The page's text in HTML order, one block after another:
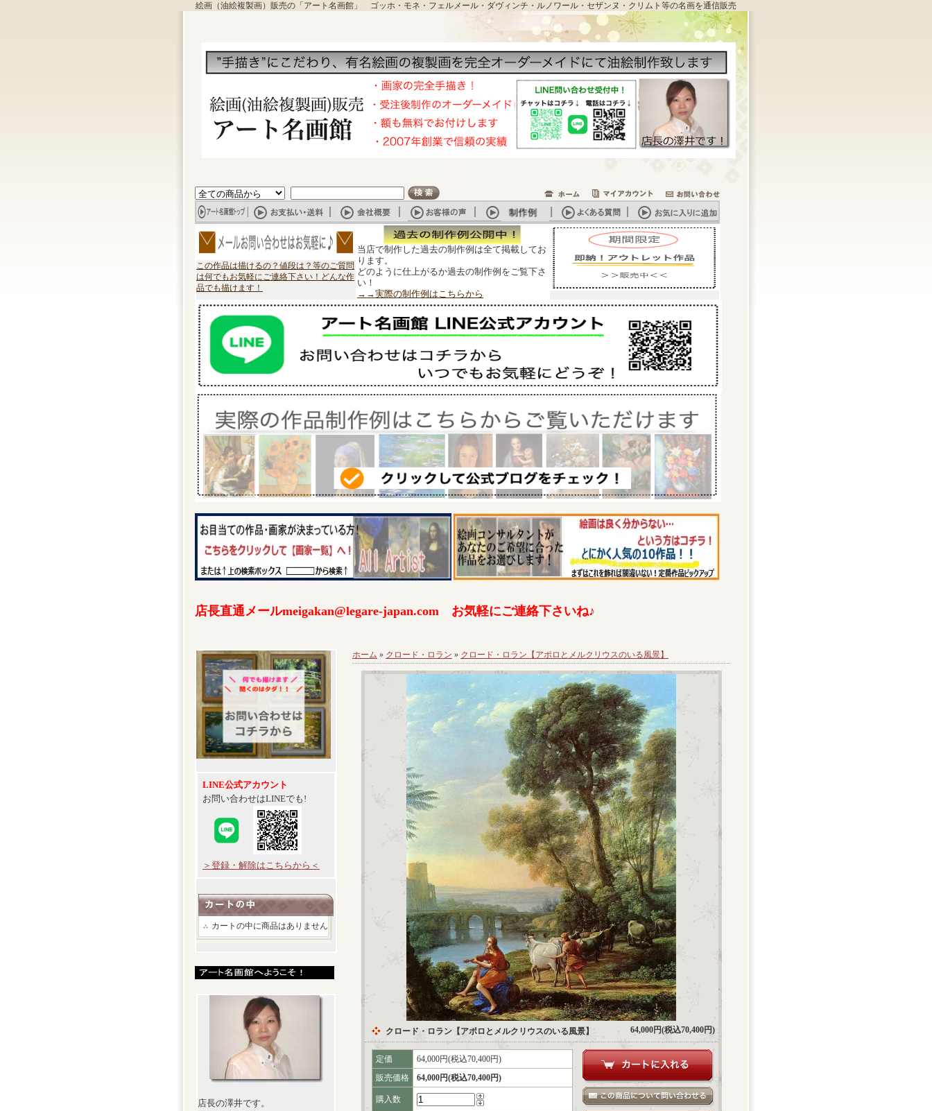
絵画（油絵複製画）販売の「アート名画館」 ゴッホ・モネ・フェルメール・ダヴィンチ・ルノワール・セザンヌ・クリムト等の名画を通信販売
この作品は描けるの？値段は？等のご質問
は何でもお気軽にご連絡下さい！どんな作
品でも描けます！
当店で制作した過去の制作例は全て掲載してお
ります。
どのように仕上がるか過去の制作例をご覧下さ
い！
→→実際の制作例はこちらから
店長直通メールmeigakan@legare-japan.com お気軽にご連絡下さいね♪
LINE公式アカウント
お問い合わせはLINEでも!
＞登録・解除はこちらから＜
カートの中に商品はありません
店長の澤井です。
ホーム » クロード・ロラン » クロード・ロラン【アポロとメルクリウスのいる風景】
クロード・ロラン【アポロとメルクリウスのいる風景】 64,000円(税込70,400円)
定価
64,000円(税込70,400円)
販売価格
64,000円(税込70,400円)
購入数